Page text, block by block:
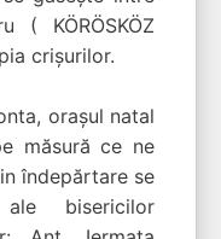
( KÖRÖSKÖZ
crişurilor.
oraşul natal
măsură ce ne
îndepărtare se
bisericilor